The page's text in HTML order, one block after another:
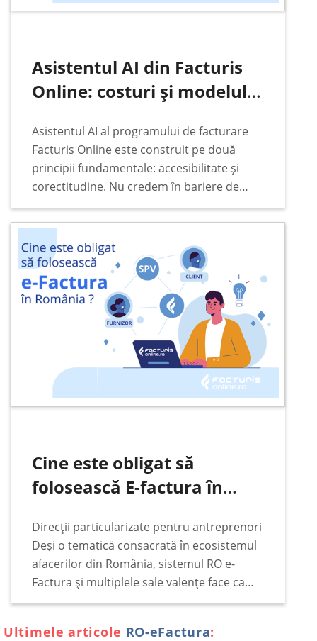
Asistentul AI din Facturis
Online: costuri și modelul
Asistentul AI al programului de facturare
Facturis Online este construit pe două
principii fundamentale: accesibilitate și
corectitudine. Nu credem în bariere de
preț, abonamente lunare fixe sau taxe
ascunse când vine vorba de funcțiile de
bază ale programului de facturare…
Cine este obligat să
folosească E-factura în
Direcții particularizate pentru antreprenori
Deși o tematică consacrată în ecosistemul
afacerilor din România, sistemul RO e-
Factura și multiplele sale valențe face ca
subiectul să rămână constant pe podiumul
indiferent de vremuri legislative și de
Ultimele articole RO-eFactura: